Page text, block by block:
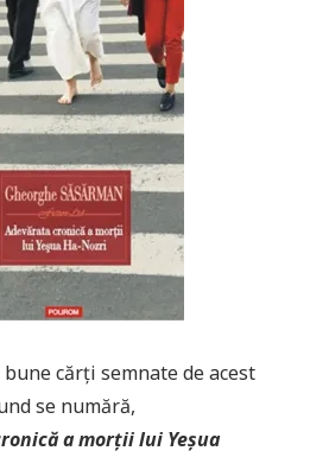
cărţi semnate de acest
se numără,
a morţii lui Yeşua